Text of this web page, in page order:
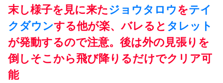
末し様子を見に来たジョウタロウをテイ
クダウンする他が楽、バレると タレット
が発動するので注意。後は外の見張りを
倒しそこから飛び降りるだけでクリア可
能